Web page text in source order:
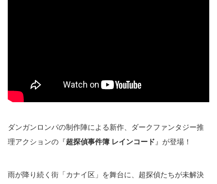
ダンガンロンパの制作陣による新作、ダークファンタジー推
理アクションの『超探偵事件簿 レインコード 』が登場！
雨が降り続く街「カナイ区」を舞台に、超探偵たちが未解決